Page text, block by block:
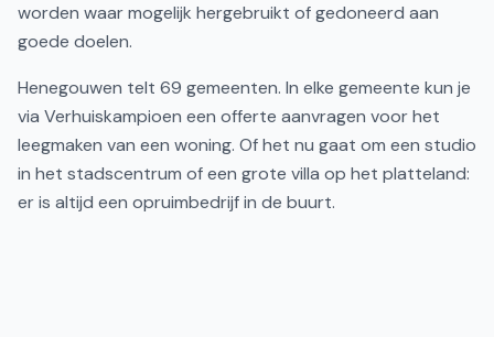
worden waar mogelijk hergebruikt of gedoneerd aan
goede doelen.
Henegouwen telt 69 gemeenten. In elke gemeente kun je
via Verhuiskampioen een offerte aanvragen voor het
leegmaken van een woning. Of het nu gaat om een studio
in het stadscentrum of een grote villa op het platteland:
er is altijd een opruimbedrijf in de buurt.